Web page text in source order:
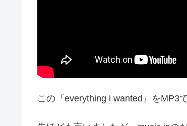
この『everything i wanted』をMP3